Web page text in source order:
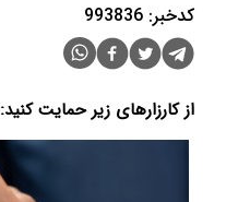
کدخبر: 993836
از کارزارهای زیر حمایت کنید: